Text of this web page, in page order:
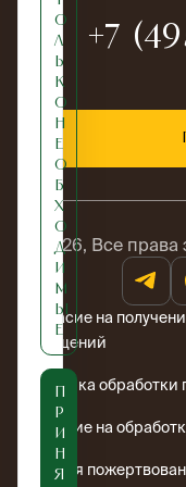
+7
© 2026, Все
Согласие на
сообщений
Политика
Согласие на
Условия
о
л
ь
к
о
н
е
о
б
х
о
д
и
м
ы
е
П
р
и
н
я